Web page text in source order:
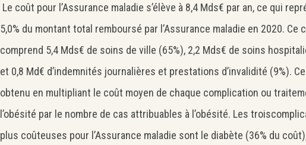
Le coût pour l’Assurance maladie s’élève à 8,4 Mds€ par an, ce qui
5,0% du montant total remboursé par l’Assurance maladie en 2020. Ce
comprend 5,4 Mds€ de soins de ville (65%), 2,2 Mds€ de soins
et 0,8 Md€ d’indemnités journalières et prestations d’invalidité (9%).
obtenu en multipliant le coût moyen de chaque complication ou
l’obésité par le nombre de cas attribuables à l’obésité. Les
plus coûteuses pour l’Assurance maladie sont le diabète (36% du
Search